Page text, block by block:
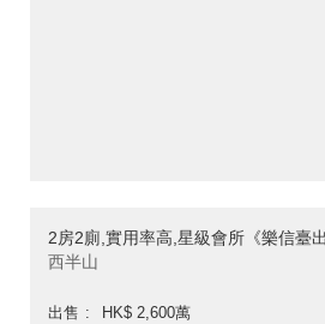
2房2廁,實用率高,星級會所《樂信臺出
西半山
出售
HK$ 2,600萬